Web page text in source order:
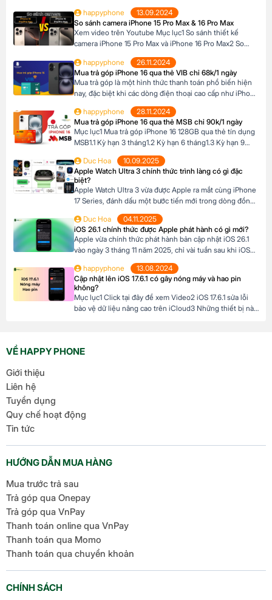
trước khi bản cập nhật chính thức đến tay người dùng.
Phiên bản này mang đến một số cải tiến thú vị, tập trung
vào việc nâng cao trải nghiệm người dùng […]
happyphone
13.09.2024
So sánh camera iPhone 15 Pro Max & 16 Pro Max
Xem video trên Youtube Mục lục1 So sánh thiết kế
camera iPhone 15 Pro Max và iPhone 16 Pro Max2 So
So sánh khả năng quay video của iPhone 15 Pro Max và
iPhone 16 Pro Max4 Nút Camera control trên iPhone 16
Pro […]
happyphone
26.11.2024
Mua trả góp iPhone 16 qua thẻ VIB chỉ 68k/1 ngày
Mua trả góp là một hình thức thanh toán phổ biến hiện
nay, đặc biệt khi các dòng điện thoại cao cấp như iPhone
đủ điều kiện tài chính để thanh toán một lần. Tại Happy
Phone, chương trình trả góp iPhone 16 […]
happyphone
28.11.2024
Mua trả góp iPhone 16 qua thẻ MSB chỉ 90k/1 ngày
Mục lục1 Mua trả góp iPhone 16 128GB qua thẻ tín dụng
MSB1.1 Kỳ hạn 3 tháng1.2 Kỳ hạn 6 tháng1.3 Kỳ hạn 9
qua thẻ tín dụng MSB Đừng bỏ lỡ cơ hội sở hữu iPhone
16 128GB với mức giá hấp dẫn […]
Duc Hoa
10.09.2025
Apple Watch Ultra 3 chính thức trình làng có gì đặc
biệt?
Apple Watch Ultra 3 vừa được Apple ra mắt cùng iPhone
17 Series, đánh dấu một bước tiến mới trong dòng đồng
phiêu lưu. Với thiết kế chắc chắn, tính năng theo dõi sức
khỏe vượt trội và thời lượng pin ấn tượng, […]
Duc Hoa
04.11.2025
iOS 26.1 chính thức được Apple phát hành có gì mới?
Apple vừa chính thức phát hành bản cập nhật iOS 26.1
vào ngày 3 tháng 11 năm 2025, chỉ vài tuần sau khi iOS
26 ra mắt. Đây là bản cập nhật đầu tiên lớn cho hệ điều
hành mới nhất dành cho iPhone, mang đến nhiều cải
tiến đáng chú ý, tập trung vào […]
happyphone
13.08.2024
Cập nhật lên iOS 17.6.1 có gây nóng máy và hao pin
không?
Mục lục1 Click tại đây để xem Video2 iOS 17.6.1 sửa lỗi
bảo vệ dữ liệu nâng cao trên iCloud3 Những thiết bị nào
VỀ HAPPY PHONE
Giới thiệu
Liên hệ
Tuyển dụng
Quy chế hoạt động
Tin tức
HƯỚNG DẪN MUA HÀNG
Mua trước trả sau
Trả góp qua Onepay
Trả góp qua VnPay
Thanh toán online qua VnPay
Thanh toán qua Momo
Thanh toán qua chuyển khoản
CHÍNH SÁCH